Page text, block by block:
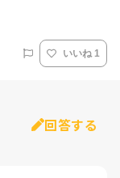
いいね 1
回答する